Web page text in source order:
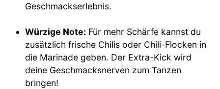
Geschmackserlebnis.
Würzige Note: Für mehr Schärfe kannst du
zusätzlich frische Chilis oder Chili-Flocken in
die Marinade geben. Der Extra-Kick wird
deine Geschmacksnerven zum Tanzen
bringen!